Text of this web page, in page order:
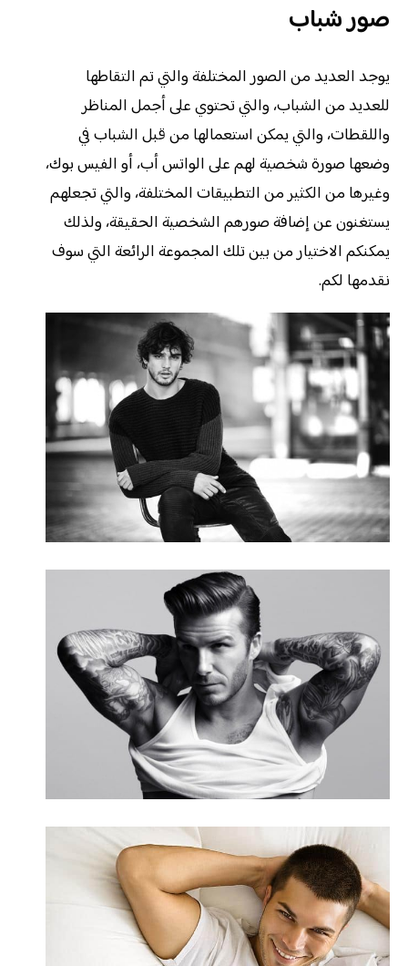
صور شباب
يوجد العديد من الصور المختلفة والتي تم التقاطها
للعديد من الشباب، والتي تحتوي على أجمل المناظر
واللقطات، والتي يمكن استعمالها من قبل الشباب في
وضعها صورة شخصية لهم على الواتس أب، أو الفيس بوك،
وغيرها من الكثير من التطبيقات المختلفة، والتي تجعلهم
يستغنون عن إضافة صورهم الشخصية الحقيقة، ولذلك
يمكنكم الاختيار من بين تلك المجموعة الرائعة التي سوف
نقدمها لكم.